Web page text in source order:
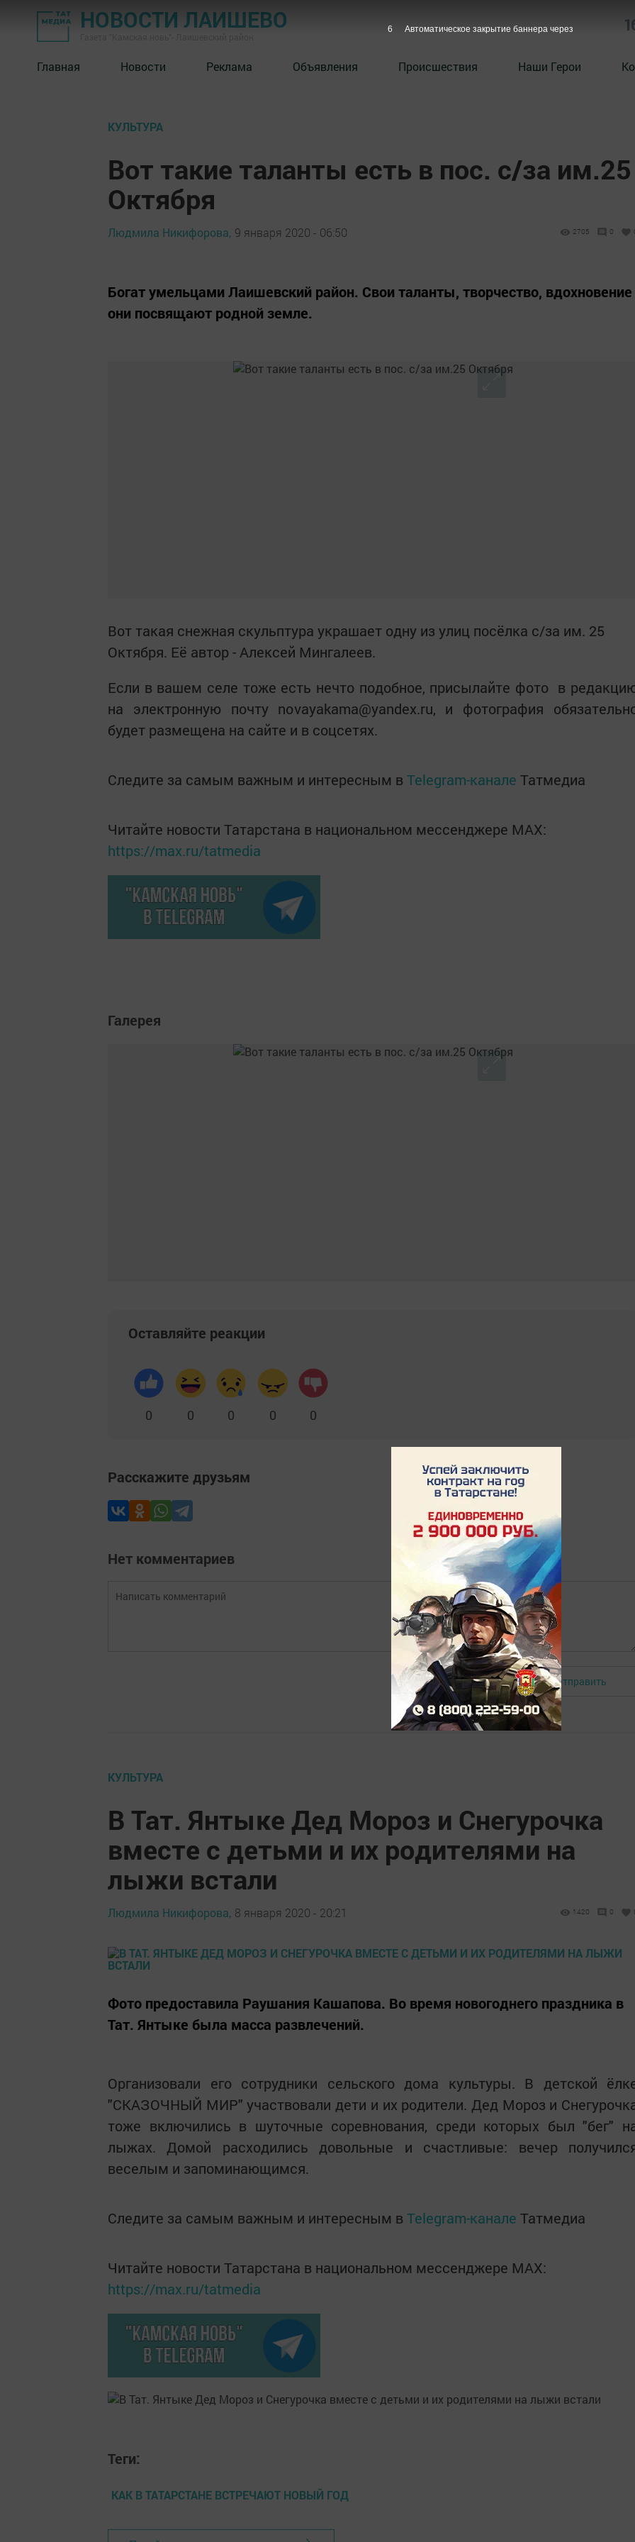
НОВОСТИ ЛАИШЕВО
Главная Новости Реклама Объявления Происшествия Наши Герои
КУЛЬТУРА
Вот такие таланты есть в пос. с/за им.25
Октября
Людмила Никифорова, 9 января 2020 - 06:50 2705 0
Богат умельцами Лаишевский район. Свои таланты, творчество, вдохновение
они посвящают родной земле.
Вот такая снежная скульптура украшает одну из улиц посёлка с/за им. 25
Октября. Её автор - Алексей Мингалеев.
Если в вашем селе тоже есть нечто подобное, присылайте фото в
на электронную почту novayakama@yandex.ru, и фотография
будет размещена на сайте и в соцсетях.
Следите за самым важным и интересным в Telegram-канале Татмедиа
Читайте новости Татарстана в национальном мессенджере MАХ:
https://max.ru/tatmedia
Галерея
Оставляйте реакции
0 0 0 0 0
Расскажите друзьям
Нет комментариев
Авторизоваться Отправить
КУЛЬТУРА
В Тат. Янтыке Дед Мороз и Снегурочка
вместе с детьми и их родителями на
лыжи встали
Людмила Никифорова, 8 января 2020 - 20:21 1420 0
Фото предоставила Раушания Кашапова. Во время новогоднего праздника в
Тат. Янтыке была масса развлечений.
Организовали его сотрудники сельского дома культуры. В детской
"СКАЗОЧНЫЙ МИР" участвовали дети и их родители. Дед Мороз и
тоже включились в шуточные соревнования, среди которых был "бег"
лыжах. Домой расходились довольные и счастливые: вечер
веселым и запоминающимся.
Следите за самым важным и интересным в Telegram-канале Татмедиа
Читайте новости Татарстана в национальном мессенджере MАХ:
https://max.ru/tatmedia
Теги:
КАК В ТАТАРСТАНЕ ВСТРЕЧАЮТ НОВЫЙ ГОД
5 Автоматическое закрытие баннера через